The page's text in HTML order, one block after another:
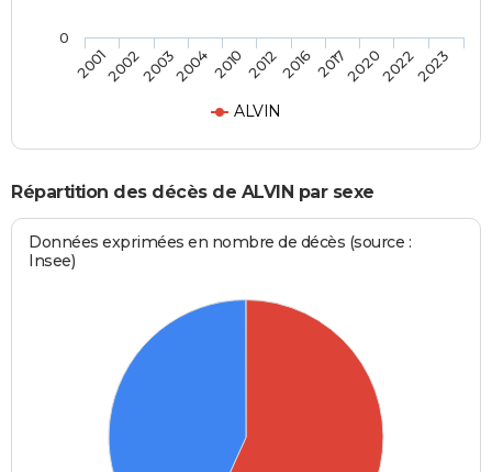
ALVIN
20012002200320042010 201220162017202020222023
0
Répartition des décès de ALVIN par sexe
Données exprimées en nombre de décès (source :
Insee)